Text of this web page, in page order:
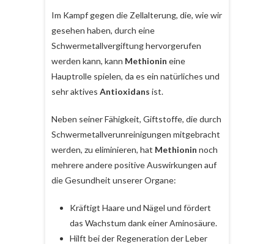
Im Kampf gegen die Zellalterung, die, wie wir
gesehen haben, durch eine
Schwermetallvergiftung hervorgerufen
werden kann, kann Methionin eine
Hauptrolle spielen, da es ein natürliches und
sehr aktives Antioxidans ist.
Neben seiner Fähigkeit, Giftstoffe, die durch
Schwermetallverunreinigungen mitgebracht
werden, zu eliminieren, hat Methionin noch
mehrere andere positive Auswirkungen auf
die Gesundheit unserer Organe:
Kräftigt Haare und Nägel und fördert
das Wachstum dank einer Aminosäure.
Hilft bei der Regeneration der Leber